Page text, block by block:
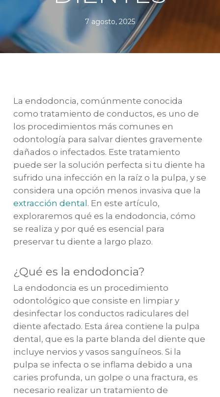
7 agosto, 2025
La endodoncia, comúnmente conocida
como tratamiento de conductos, es uno de
los procedimientos más comunes en
odontología para salvar dientes gravemente
dañados o infectados. Este tratamiento
puede ser la solución perfecta si tu diente ha
sufrido una infección en la raíz o la pulpa, y se
considera una opción menos invasiva que la
extracción dental . En este artículo,
exploraremos qué es la endodoncia, cómo
se realiza y por qué es esencial para
preservar tu diente a largo plazo.
¿Qué es la endodoncia?
La endodoncia es un procedimiento
odontológico que consiste en limpiar y
desinfectar los conductos radiculares del
diente afectado. Esta área contiene la pulpa
dental, que es la parte blanda del diente que
incluye nervios y vasos sanguíneos. Si la
pulpa se infecta o se inflama debido a una
caries profunda, un golpe o una fractura, es
necesario realizar un tratamiento de